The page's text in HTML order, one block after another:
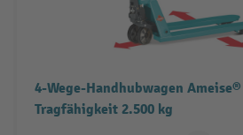
4-Wege-Handhubwagen Ameise®
Tragfähigkeit 2.500 kg